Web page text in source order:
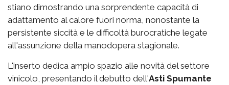
stiano dimostrando una sorprendente capacità di
adattamento al calore fuori norma, nonostante la
persistente siccità e le difficoltà burocratiche legate
all'assunzione della manodopera stagionale.
L'inserto dedica ampio spazio alle novità del settore
vinicolo, presentando il debutto dell'Asti Spumante